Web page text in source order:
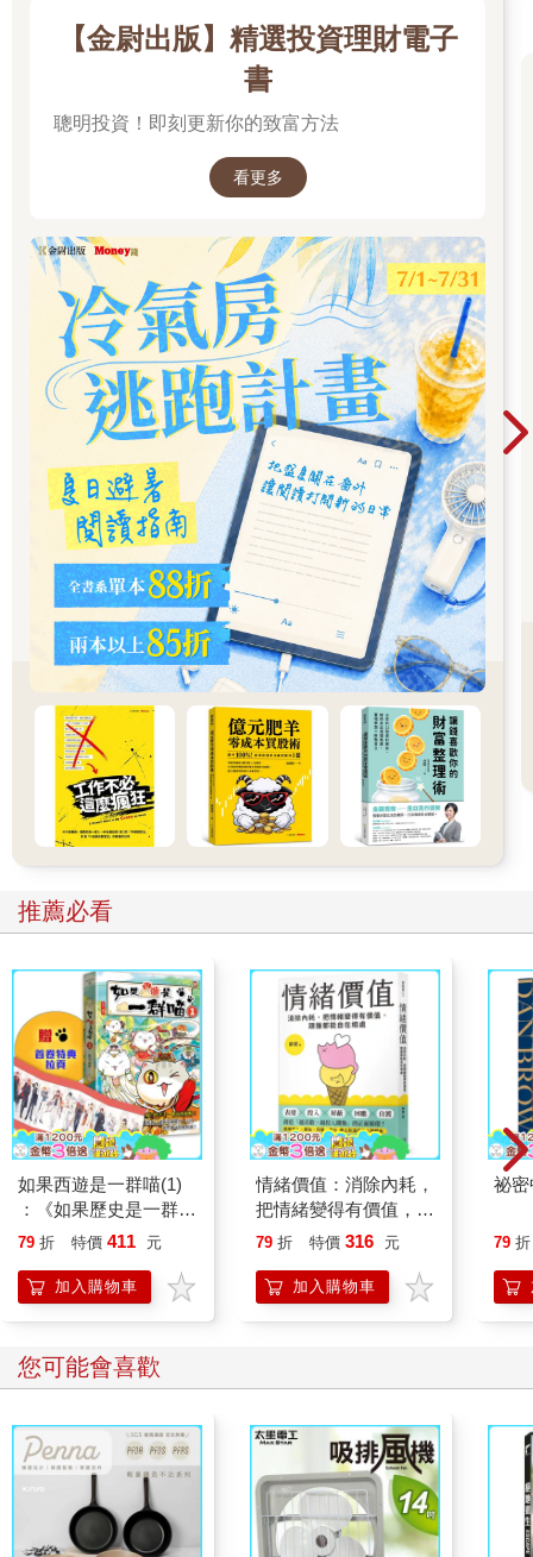
就是液態檢體，只需抽取少量血液，就能從血液中的外泌體中檢
測出癌細胞釋放的訊息，並藉此了解癌症是否轉移、惡化。由於
檢測過程低風險、低成本且可以反覆偵測病人對治療的反應與效
果，以及監測疾病的復發狀況，實現精準醫學與個人化醫療。
針對癌細胞所分泌出來的物質去做標
靶。當我們同時針對癌細胞與其分泌物來阻斷其對於身體其他組
行更全面的治療。
第三個應用是藥物載體，由於癌細胞會透過外泌體來攜帶活性分
子送往特定的組織器官，促進癌轉移或引發併發症，那我們是不
是可以反向思考，把藥物裝入外泌體，這就有點像「木馬屠城
記」，讓外泌體成為藥物傳遞的載體。
除此之外， 神經退化性疾病長期被視為無藥可醫，主要原因是藥
物無法穿越血腦屏障（Blood-Brain Barrier, BBB）。但近期的發
現，外泌體其實有能力穿透這道障礙， 如果能把藥物包裹在外泌
體內， 就有可能跨過這個門檻， 解決過去無法送藥進入腦部的障
根據全世界臨床試驗資料庫，目前已有400多個臨床試驗與外泌體
（或胞外體）相關，由此可見外泌體的臨床應用正在快速拓展。
Q：外泌體療法與現有的細胞療法有何不同？
A：以往的再生醫療大多是直接施打幹細胞或是免疫細胞，但幹細
不易控制和輸送，在成本和時間上也較昂貴。相較之下，外泌體
並非活的細胞，它無法在體內「複製」，並且可以在實驗室中嚴
格管控，在使用上更為方便、可控制和精準。
更重要的是，外泌體可以冷凍或乾燥儲存，突破了細胞療法必須
「現培養、現製備、立即打入體內」的限制，外泌體可以成為商
等待的時間，這
正是外泌體療法超越細胞治療的優勢之一。
外泌體和幹細胞可以並行、互補。以現在的成本來說，幹細胞與
免疫細胞的治療價格動輒百萬元起跳，而外泌體的製程成本比較
低，有助於讓更多人有機會「用得起」這樣的技術。
（本文摘錄自第二章學界解碼：揭開外泌體的奧祕）
【書摘2】
從顯微鏡到世界舞台：諾貝爾獎得主眼中的台灣機會
◎國際觀點： 蘭迪．謝克曼（Randy Schekman）
2013年諾貝爾生理學或醫學獎得主、加州大學柏克萊分校分子與
細胞生物學教授、霍華德．休斯醫學研究所（HHMI）特聘研究
員。美國國家科學院（NAS）院士、美國哲學學會與英國皇家學
會院士。
謝克曼以開創膜蛋白與囊泡運輸分子機制研究聞名，揭示真核細
與外泌體研究基礎，並與詹姆斯．羅思曼（James Rothman）、
托馬斯．聚德霍夫（Thomas Südhof）共享2013年諾貝爾生理學
或醫學獎殊榮；並曾獲得2002年拉斯克（Lasker）基礎醫學研究
獎與蓋爾德納（Gairdner）國際獎等多項頂尖榮譽。
【金尉出版】精選投資理財電子
書
聰明投資！即刻更新你的致富方法
看更多
推薦必看
如果西遊是一群喵(1)
：《如果歷史是一群
喵》作者最新力作，附
79 折 特價 411 元
加入購物車
情緒價值：消除內耗，
把情緒變得有價值，跟
誰都能自在相處
79 折 特價 316 元
加入購物車
祕
79 折
您可能會喜歡